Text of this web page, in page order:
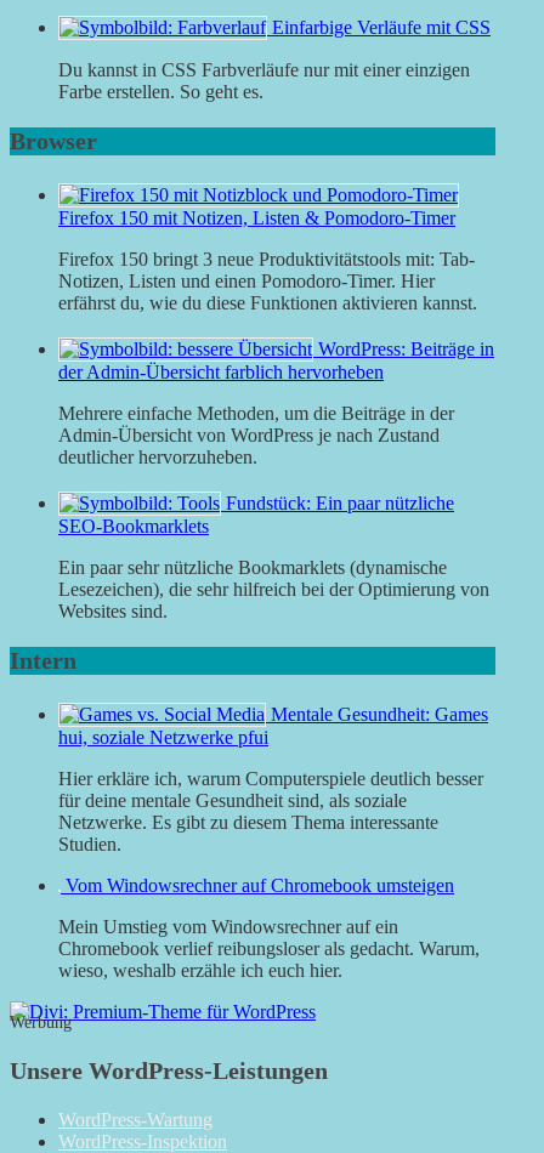
Einfarbige Verläufe mit CSS
Du kannst in CSS Farbverläufe nur mit einer einzigen
Farbe erstellen. So geht es.
Browser
Firefox 150 mit Notizen, Listen & Pomodoro-Timer
Firefox 150 bringt 3 neue Produktivitätstools mit: Tab-
Notizen, Listen und einen Pomodoro-Timer. Hier
erfährst du, wie du diese Funktionen aktivieren kannst.
WordPress: Beiträge in
der Admin-Übersicht farblich hervorheben
Mehrere einfache Methoden, um die Beiträge in der
Admin-Übersicht von WordPress je nach Zustand
deutlicher hervorzuheben.
Fundstück: Ein paar nützliche
SEO-Bookmarklets
Ein paar sehr nützliche Bookmarklets (dynamische
Lesezeichen), die sehr hilfreich bei der Optimierung von
Websites sind.
Intern
Mentale Gesundheit: Games
hui, soziale Netzwerke pfui
Hier erkläre ich, warum Computerspiele deutlich besser
für deine mentale Gesundheit sind, als soziale
Netzwerke. Es gibt zu diesem Thema interessante
Studien.
Vom Windowsrechner auf Chromebook umsteigen
Mein Umstieg vom Windowsrechner auf ein
Chromebook verlief reibungsloser als gedacht. Warum,
wieso, weshalb erzähle ich euch hier.
Werbung
Unsere WordPress-Leistungen
WordPress-Wartung
WordPress-Inspektion